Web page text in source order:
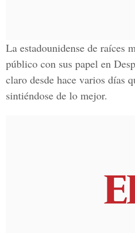
La estadounidense de raíces
público con sus papel en
claro desde hace varios días
sintiéndose de lo mejor.